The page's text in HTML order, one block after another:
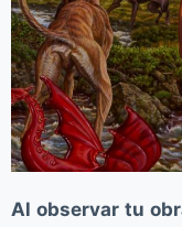
Al observar tu